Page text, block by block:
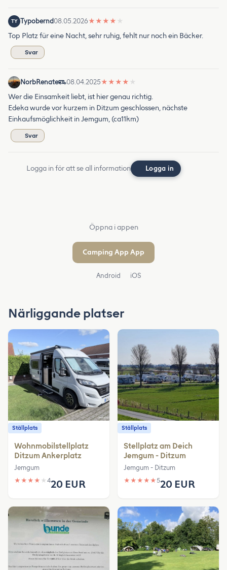
TY Typobernd08.05.2026★ ★ ★ ★ ★
Top Platz für eine Nacht, sehr ruhig, fehlt nur noch ein Bäcker.
Svar
NorbRenate 08.04.2025★ ★ ★ ★ ★
Wer die Einsamkeit liebt, ist hier genau richtig.
Edeka wurde vor kurzem in Ditzum geschlossen, nächste
Einkaufsmöglichkeit in Jemgum, (ca11km)
Svar
Logga in för att se all information Logga in
Öppna i appen
Camping App App
Android iOS
Närliggande platser
Ställplats
Wohnmobilstellplatz
Ditzum Ankerplatz
Jemgum
★ ★ ★ ★ ★ 420 EUR
Ställplats
Stellplatz am Deich
Jemgum - Ditzum
Jemgum - Ditzum
★ ★ ★ ★ ★520 EUR